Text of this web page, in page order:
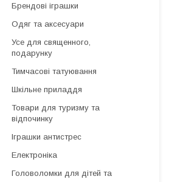
Брендові іграшки
Одяг та аксесуари
Усе для священного,
подарунку
Тимчасові татуювання
Шкільне приладдя
Товари для туризму та
відпочинку
Іграшки антистрес
Електроніка
Головоломки для дітей та